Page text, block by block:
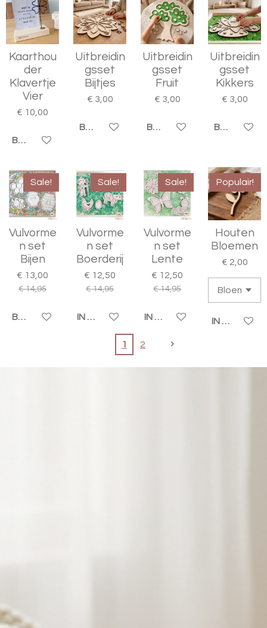
Kaarthou
der
Klavertje
Vier
€ 10,00
BEKIJK DETAILS
Uitbreidin
gsset
Bijtjes
€ 3,00
BEKIJK DETAILS
Uitbreidin
gsset
Fruit
€ 3,00
BEKIJK DETAILS
Uitbreidin
gsset
Kikkers
€ 3,00
BEKIJK
Sale!
Vulvorme
n set
Bijen
€ 13,00
€ 14,95
BEKIJK DETAILS
Sale!
Vulvorme
n set
Boerderij
€ 12,50
€ 14,95
IN WINKELWAGEN
Sale!
Vulvorme
n set
Lente
€ 12,50
€ 14,95
IN WINKELWAGEN
Populair!
Houten
Bloemen
€ 2,00
IN
1 2